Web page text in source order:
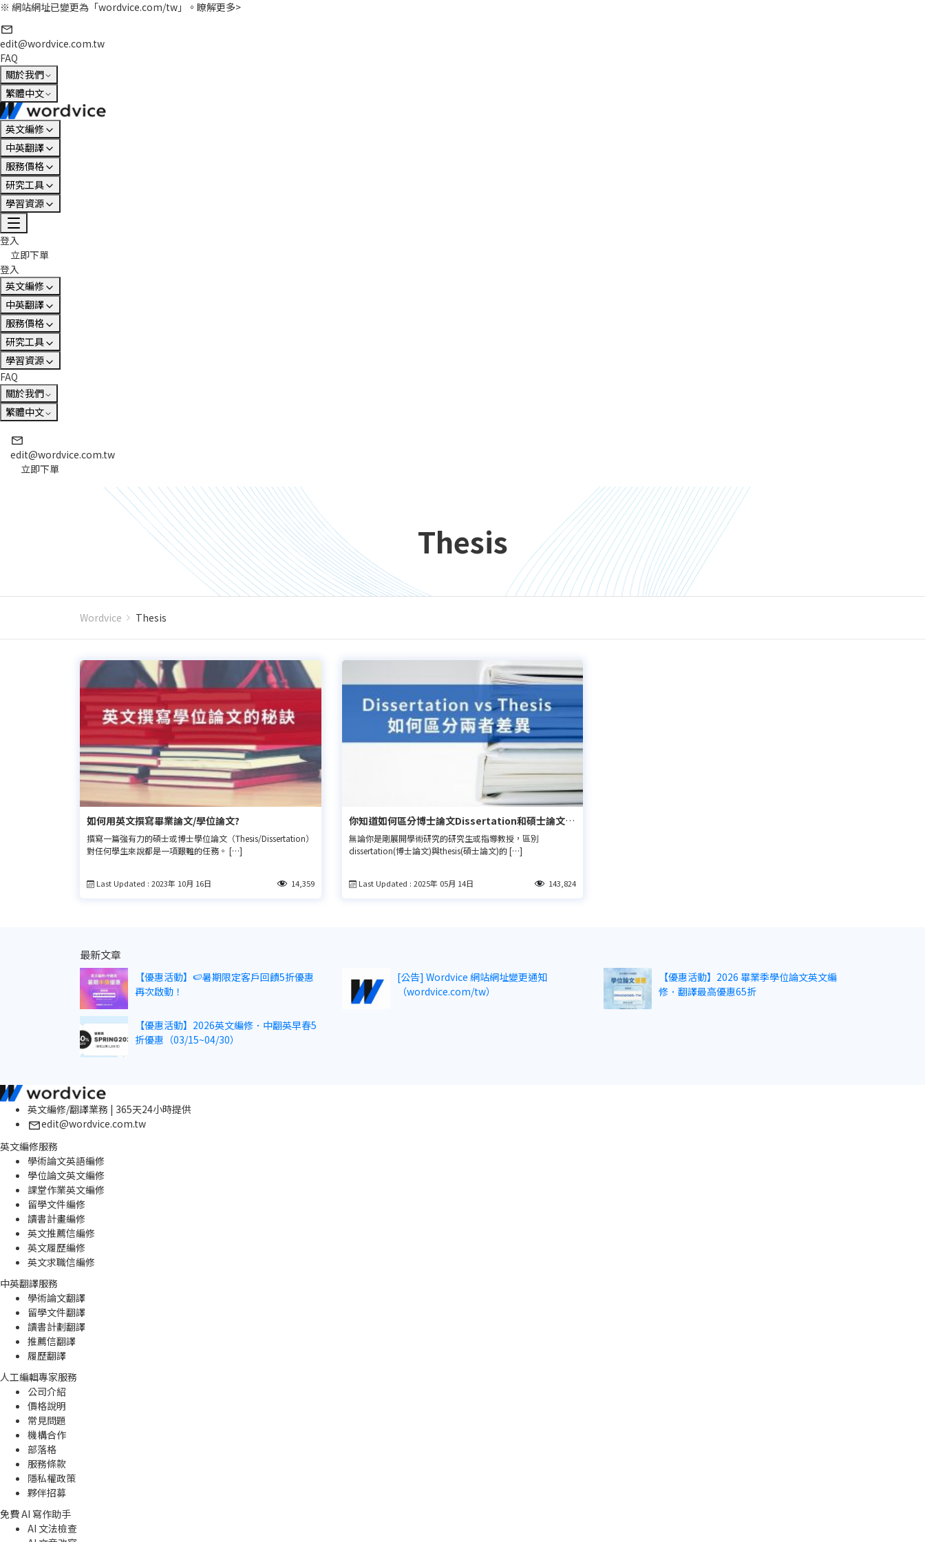
※ 網站網址已變更為「wordvice.com/tw」。 瞭解更多>
edit@wordvice.com.tw
FAQ
關於我們
繁體中文
英文編修
中英翻譯
服務價格
研究工具
學習資源
登入
立即下單
登入
英文編修
中英翻譯
服務價格
研究工具
學習資源
FAQ
關於我們
繁體中文
edit@wordvice.com.tw
立即下單
Thesis
Wordvice Thesis
如何用英文撰寫畢業論文/學位論文?
撰寫一篇強有力的碩士或博士學位論文（Thesis/Dissertation）
對任何學生來說都是一項艱難的任務。 […]
Last Updated : 2023年 10月 16日 14,359
你知道如何區分博士論文Dissertation和碩士論文
Thesis嗎？
無論你是剛展開學術研究的研究生或指導教授，區別
dissertation(博士論文)與thesis(碩士論文)的 […]
Last Updated : 2025年 05月 14日 143,824
最新文章
【優惠活動】🍉暑期限定客戶回饋5折優惠
再次啟動！
[公告] Wordvice 網站網址變更通知
（wordvice.com/tw）
【優惠活動】2026 畢業季學位論文英文編
修．翻譯最高優惠65折
【優惠活動】2026英文編修．中翻英早春5
折優惠（03/15~04/30）
英文編修/翻譯業務 | 365天24小時提供
edit@wordvice.com.tw
英文編修服務
學術論文英語編修
學位論文英文編修
課堂作業英文編修
留學文件編修
讀書計畫編修
英文推薦信編修
英文履歷編修
英文求職信編修
中英翻譯服務
學術論文翻譯
留學文件翻譯
讀書計劃翻譯
推薦信翻譯
履歷翻譯
人工編輯專家服務
公司介紹
價格說明
常見問題
機構合作
部落格
服務條款
隱私權政策
夥伴招募
免費 AI 寫作助手
AI 文法檢查